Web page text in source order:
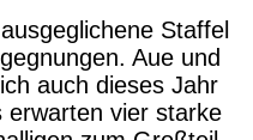
Staffel
Aue und
auch dieses Jahr
erwarten vier starke